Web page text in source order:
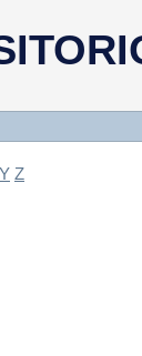
Y Z